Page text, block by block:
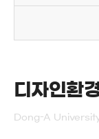
디자인환
Dong-A